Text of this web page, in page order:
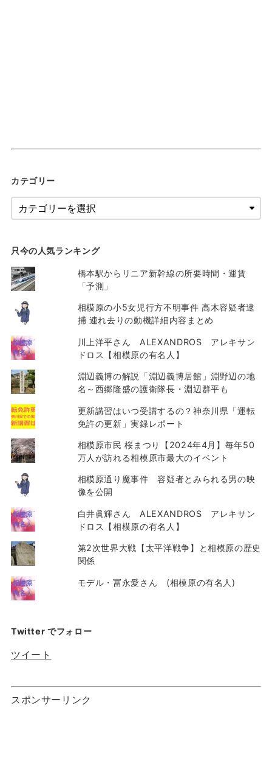
カテゴリー
只今の人気ランキング
橋本駅からリニア新幹線の所要時間・運賃
「予測」
相模原の小5女児行方不明事件 高木容疑者逮
捕 連れ去りの動機詳細内容まとめ
川上洋平さん ALEXANDROS アレキサン
ドロス【相模原の有名人】
淵辺義博の解説「淵辺義博居館」淵野辺の地
名～西郷隆盛の護衛隊長・淵辺群平も
更新講習はいつ受講するの？神奈川県「運転
免許の更新」実録レポート
相模原市民 桜まつり【2024年4月】毎年50
万人が訪れる相模原市最大のイベント
相模原通り魔事件 容疑者とみられる男の映
像を公開
白井眞輝さん ALEXANDROS アレキサン
ドロス【相模原の有名人】
第2次世界大戦【太平洋戦争】と相模原の歴史
関係
モデル・冨永愛さん (相模原の有名人)
Twitter でフォロー
ツイート
スポンサーリンク